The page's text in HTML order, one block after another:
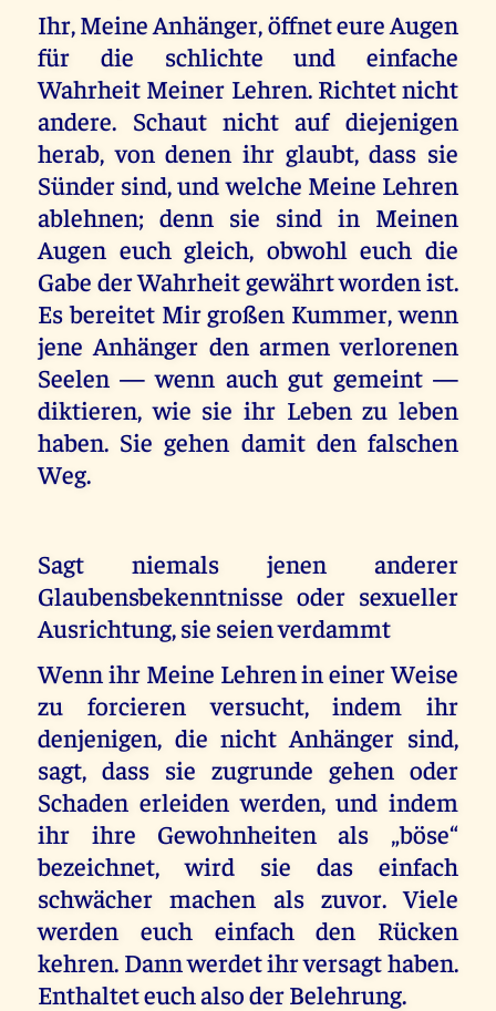
Ihr, Meine Anhänger, öffnet eure Augen
für die schlichte und einfache
Wahrheit Meiner Lehren. Richtet nicht
andere. Schaut nicht auf diejenigen
herab, von denen ihr glaubt, dass sie
Sünder sind, und welche Meine Lehren
ablehnen; denn sie sind in Meinen
Augen euch gleich, obwohl euch die
Gabe der Wahrheit gewährt worden ist.
Es bereitet Mir großen Kummer, wenn
jene Anhänger den armen verlorenen
Seelen — wenn auch gut gemeint —
diktieren, wie sie ihr Leben zu leben
haben. Sie gehen damit den falschen
Weg.
Sagt niemals jenen anderer
Glaubensbekenntnisse oder sexueller
Ausrichtung, sie seien verdammt
Wenn ihr Meine Lehren in einer Weise
zu forcieren versucht, indem ihr
denjenigen, die nicht Anhänger sind,
sagt, dass sie zugrunde gehen oder
Schaden erleiden werden, und indem
ihr ihre Gewohnheiten als „böse“
bezeichnet, wird sie das einfach
schwächer machen als zuvor. Viele
werden euch einfach den Rücken
kehren. Dann werdet ihr versagt haben.
Enthaltet euch also der Belehrung.